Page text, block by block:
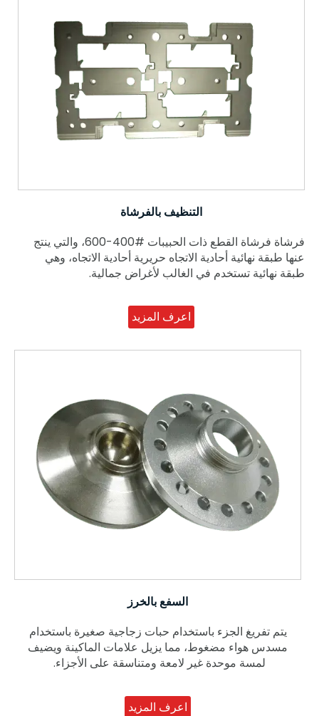
التنظيف بالفرشاة
فرشاة فرشاة القطع ذات الحبيبات #400-600، والتي ينتج
عنها طبقة نهائية أحادية الاتجاه حريرية أحادية الاتجاه، وهي
طبقة نهائية تستخدم في الغالب لأغراض جمالية.
اعرف المزيد
السفع بالخرز
يتم تفريغ الجزء باستخدام حبات زجاجية صغيرة باستخدام
مسدس هواء مضغوط، مما يزيل علامات الماكينة ويضيف
لمسة موحدة غير لامعة ومتناسقة على الأجزاء.
اعرف المزيد